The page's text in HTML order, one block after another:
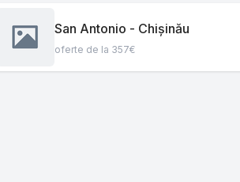
San Antonio - Chișinău
oferte de la 357€